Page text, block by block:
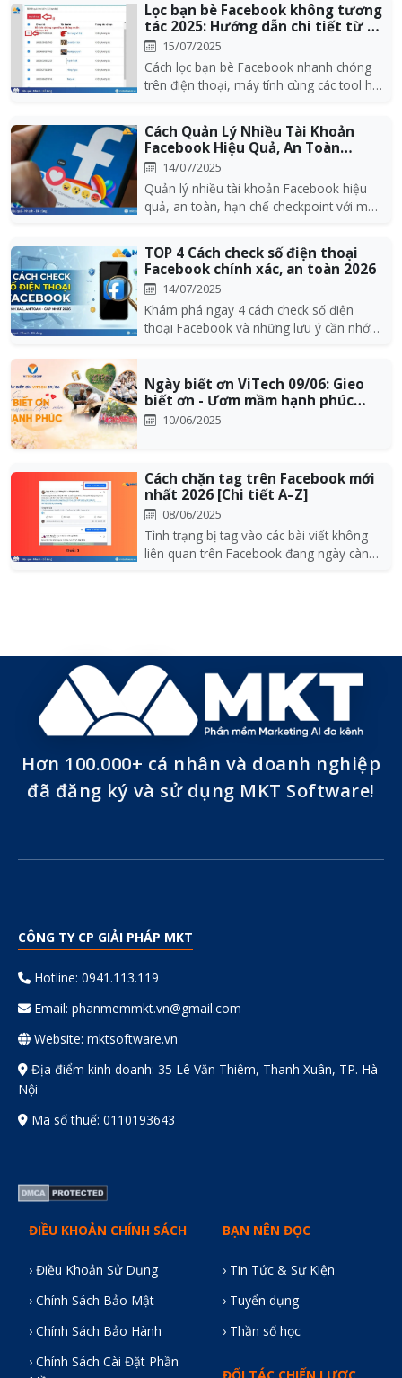
Lọc bạn bè Facebook không tương
tác 2025: Hướng dẫn chi tiết từ A-
Z
15/07/2025
Cách lọc bạn bè Facebook nhanh chóng
trên điện thoại, máy tính cùng các tool hỗ
Cách Quản Lý Nhiều Tài Khoản
Facebook Hiệu Quả, An Toàn
Không Checkpoi...
14/07/2025
Quản lý nhiều tài khoản Facebook hiệu
quả, an toàn, hạn chế checkpoint với mẹo
TOP 4 Cách check số điện thoại
Facebook chính xác, an toàn 2026
14/07/2025
Khám phá ngay 4 cách check số điện
thoại Facebook và những lưu ý cần nhớ
Ngày biết ơn ViTech 09/06: Gieo
biết ơn - Ươm mầm hạnh phúc
trong từng...
10/06/2025
Cách chặn tag trên Facebook mới
nhất 2026 [Chi tiết A–Z]
08/06/2025
Tình trạng bị tag vào các bài viết không
liên quan trên Facebook đang ngày càng
Hơn 100.000+ cá nhân và doanh nghiệp
đã đăng ký và sử dụng MKT Software!
CÔNG TY CP GIẢI PHÁP MKT
Hotline: 0941.113.119
Email: phanmemmkt.vn@gmail.com
Website: mktsoftware.vn
Địa điểm kinh doanh: 35 Lê Văn Thiêm, Thanh Xuân, TP. Hà
Nội
Mã số thuế: 0110193643
ĐIỀU KHOẢN CHÍNH SÁCH
› Điều Khoản Sử Dụng
› Chính Sách Bảo Mật
› Chính Sách Bảo Hành
› Chính Sách Cài Đặt Phần
BẠN NÊN ĐỌC
› Tin Tức & Sự Kiện
› Tuyển dụng
› Thần số học